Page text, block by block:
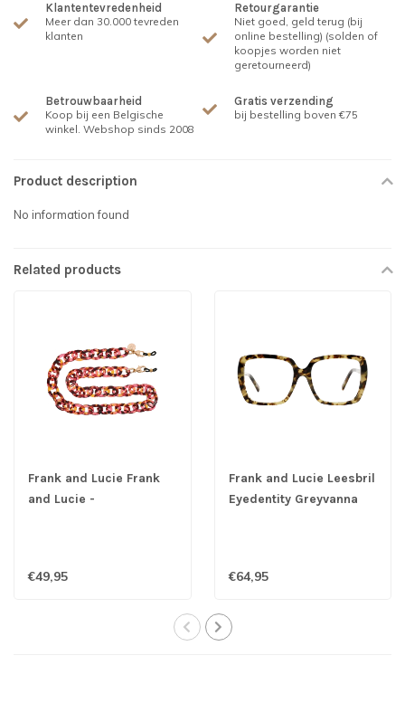
Klantentevredenheid
Meer dan 30.000 tevreden
klanten
Retourgarantie
Niet goed, geld terug (bij
online bestelling) (solden of
koopjes worden niet
geretourneerd)
Betrouwbaarheid
Koop bij een Belgische
winkel. Webshop sinds 2008
Gratis verzending
bij bestelling boven €75
Product description
No information found
Related products
Frank and Lucie Frank
and Lucie -
€49,95
Frank and Lucie Leesbril
Eyedentity Greyvanna
€64,95